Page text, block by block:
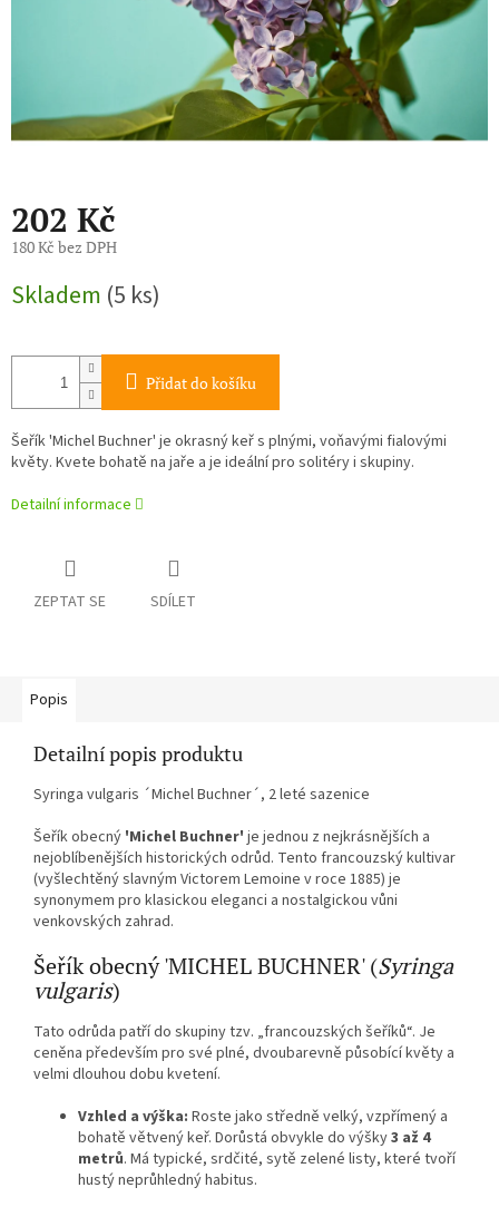
202 Kč
180 Kč bez DPH
cena:
Skladem (5 ks)
Přidat do košíku
Šeřík 'Michel Buchner' je okrasný keř s plnými, voňavými fialovými
květy. Kvete bohatě na jaře a je ideální pro solitéry i skupiny.
Detailní informace
ZEPTAT SE SDÍLET
Popis
Detailní popis produktu
Syringa vulgaris ´Michel Buchner´, 2 leté sazenice
Šeřík obecný 'Michel Buchner' je jednou z nejkrásnějších a
nejoblíbenějších historických odrůd. Tento francouzský kultivar
(vyšlechtěný slavným Victorem Lemoine v roce 1885) je
synonymem pro klasickou eleganci a nostalgickou vůni
venkovských zahrad.
Šeřík obecný 'MICHEL BUCHNER' (Syringa
vulgaris)
Tato odrůda patří do skupiny tzv. „francouzských šeříků“. Je
ceněna především pro své plné, dvoubarevně působící květy a
velmi dlouhou dobu kvetení.
Vzhled a výška: Roste jako středně velký, vzpřímený a
bohatě větvený keř. Dorůstá obvykle do výšky3 až 4
metrů. Má typické, srdčité, sytě zelené listy, které tvoří
hustý neprůhledný habitus.